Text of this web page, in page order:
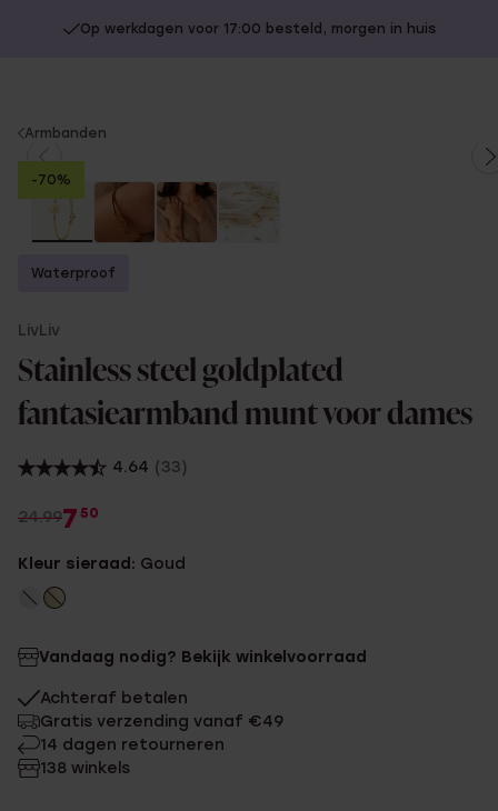
Op werkdagen voor 17:00 besteld, morgen in huis
You
are
here:
Armbanden
-70%
Waterproof
LivLiv
Stainless steel goldplated
fantasiearmband munt voor dames
4.64 (33)
24.997 50
Kleur sieraad: Goud
Vandaag nodig? Bekijk winkelvoorraad
Achteraf betalen
Gratis verzending vanaf €49
14 dagen retourneren
138 winkels